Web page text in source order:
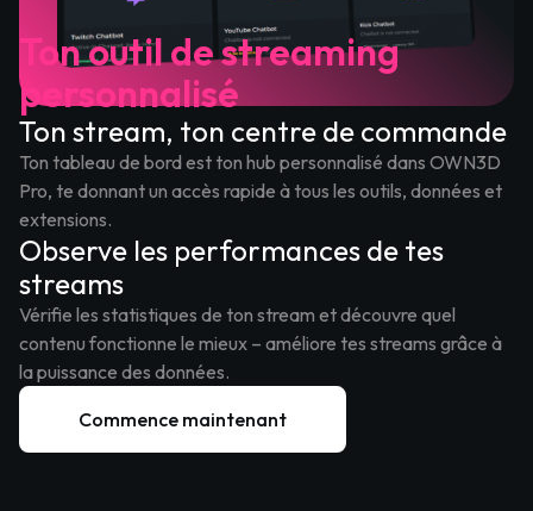
Ton outil de streaming
personnalisé
Ton stream, ton centre de commande
Ton tableau de bord est ton hub personnalisé dans OWN3D
Pro, te donnant un accès rapide à tous les outils, données et
extensions.
Observe les performances de tes
streams
Vérifie les statistiques de ton stream et découvre quel
contenu fonctionne le mieux – améliore tes streams grâce à
la puissance des données.
Commence maintenant